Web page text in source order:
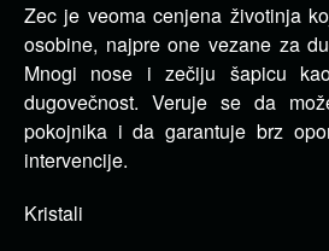
Zec je veoma cenjena životinja
osobine, najpre one vezane za
Mnogi nose i zečiju šapicu
dugovečnost. Veruje se da
pokojnika i da garantuje brz
intervencije.
Kristali